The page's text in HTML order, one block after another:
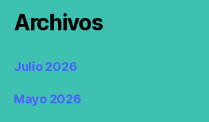
Archivos
Julio 2026
Mayo 2026